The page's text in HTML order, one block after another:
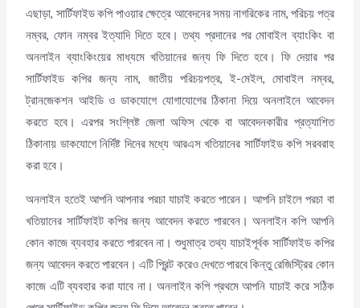
এছাড়া, সার্টিফাইড কপি পাওয়ার ক্ষেত্রে আবেদনের সময় নাগরিকের নাম, পরিচয় পত্র
নম্বর, ফোন নম্বর ইত্যাদি দিতে হবে। তথ্য প্রদানের পর মোবাইল ব্যাংকিং বা
অনলাইন ব্যাংকিংয়ের মাধ্যমে খতিয়ানের জন্য ফি দিতে হবে। ফি দেয়ার পর
সার্টিফাইড কপির জন্য নাম, জাতীয় পরিচয়পত্র, ই-মেইল, মোবাইল নম্বর,
ট্রানজেকশন আইডি ও ডাকযোগে যোগাযোগের ঠিকানা দিয়ে অনলাইনে আবেদন
করতে হবে। এরপর সংশ্লিষ্ট জেলা অফিস থেকে বা আবেদনকারীর প্রত্যাশিত
ঠিকানায় ডাকযোগে নির্দিষ্ট দিনের মধ্যে আরএস খতিয়ানের সার্টিফাইড কপি সরবরাহ
করা হবে।
অনলাইন হতেই আপনি আপনার পরচা যাচাই করতে পারেন। আপনি চাইলে পরচা বা
খতিয়ানের সার্টিফাইট কপির জন্য আবেদন করতে পারবেন। অনলাইন কপি আপনি
কোন কাজে ব্যবহার করতে পারবেন না। শুধুমাত্র তথ্য যাচাইপূর্বক সার্টিফাইড কপির
জন্য আবেদন করতে পারবেন। এটি প্রিন্ট করেও দেখতে পারবে কিন্তু রেজিস্ট্রির কোন
কাজে এটি ব্যবহার করা যাবে না। অনলাইন কপি প্রথমে আপনি যাচাই করে সঠিক